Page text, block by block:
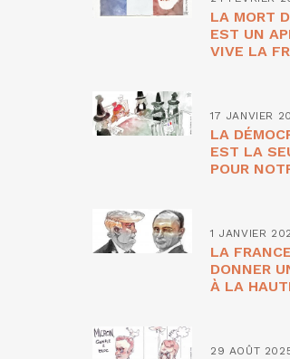
LA MORT
EST UN
VIVE LA
17 JANVIER
LA
EST LA
POUR
1 JANVIER
LA
DONNER
À LA
29 AOÛT